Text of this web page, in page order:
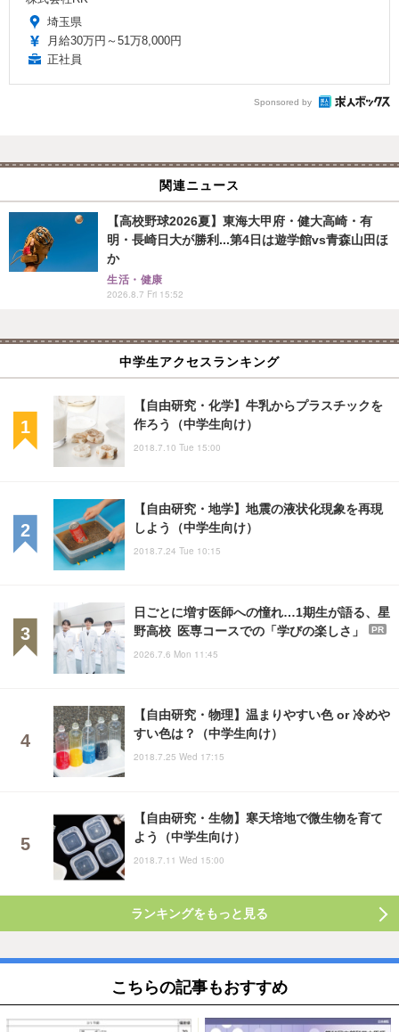
埼玉県
月給30万円～51万8,000円
正社員
Sponsored by
関連ニュース
【高校野球2026夏】東海大甲府・健大高崎・有
明・長崎日大が勝利...第4日は遊学館vs青森山田ほ
か
生活・健康
2026.8.7 Fri 15:52
中学生アクセスランキング
【自由研究・化学】牛乳からプラスチックを
作ろう（中学生向け）
2018.7.10 Tue 15:00
【自由研究・地学】地震の液状化現象を再現
しよう（中学生向け）
2018.7.24 Tue 10:15
日ごとに増す医師への憧れ…1期生が語る、星
野高校 医専コースでの「学びの楽しさ」
PR
2026.7.6 Mon 11:45
【自由研究・物理】温まりやすい色 or 冷めや
すい色は？（中学生向け）
2018.7.25 Wed 17:15
【自由研究・生物】寒天培地で微生物を育て
よう（中学生向け）
2018.7.11 Wed 15:00
ランキングをもっと見る
こちらの記事もおすすめ